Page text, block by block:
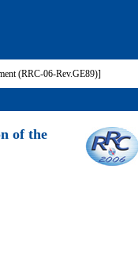
(RRC-06-Rev.GE89)]
of the